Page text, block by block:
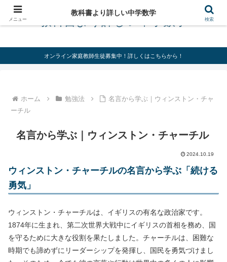
教科書より詳しい中学数学
オンライン家庭教師生徒募集中！詳しくはこちらから！
ホーム 勉強法
名言から学ぶ｜ウィンストン・チャ
ーチル
名言から学ぶ｜ウィンストン・チャーチル
2024.10.19
ウィンストン・チャーチルの名言から学ぶ「続ける
勇気」
ウィンストン・チャーチルは、イギリスの有名な政治家です。
1874年に生まれ、第二次世界大戦中にイギリスの首相を務め、国
を守るために大きな役割を果たしました。チャーチルは、困難な
時期でも諦めずにリーダーシップを発揮し、国民を勇気づけまし
メニュー
教科書より詳しい中学数学
検索